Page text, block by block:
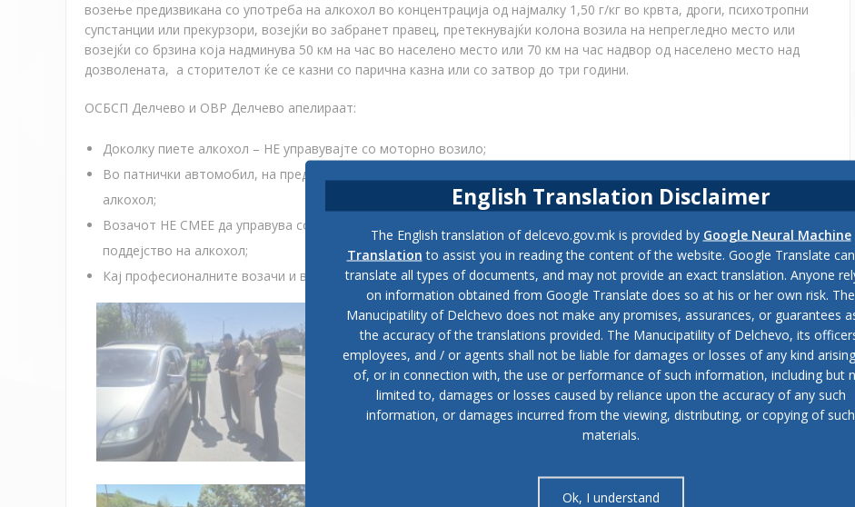
возење предизвикана со употреба на алкохол во концентрација од најмалку 1,50 г/кг во крвта, дроги, психотропни
супстанции или прекурзори, возејќи во забранет правец, претекнувајќи колона возила на непрегледно место или
возејќи со брзина која надминува 50 км на час во населено место или 70 км на час надвор од населено место над
дозволената, а сторителот ќе се казни со парична казна или со затвор до три години.
ОСБСП Делчево и ОВР Делчево апелираат:
Доколку пиете алкохол – НЕ управувајте со моторно возило;
Во патнички автомобил, на предното седиште НЕ СМЕЕ да се превезува лице коеочигледно е под дејство на
алкохол;
Возачот НЕ СМЕЕ да управува со возило во сообраќајот на патот, ниту да започне да управува со возило ако е
поддејство на алкохол;
Кај професионалните возачи и возачите почетници НЕ Е ДОЗВОЛЕНО никакво количество алкохол во крвта.
English Translation Disclaimer
The English translation of delcevo.gov.mk is provided by Google Neural Machine
Translation to assist you in reading the content of the website. Google Translate
translate all types of documents, and may not provide an exact translation. Anyone
on information obtained from Google Translate does so at his or her own risk. The
Manucipatility of Delchevo does not make any promises, assurances, or guarantees
the accuracy of the translations provided. The Manucipatility of Delchevo, its
employees, and / or agents shall not be liable for damages or losses of any kind
of, or in connection with, the use or performance of such information, including but
limited to, damages or losses caused by reliance upon the accuracy of any such
information, or damages incurred from the viewing, distributing, or copying of such
materials.
Ok, I understand